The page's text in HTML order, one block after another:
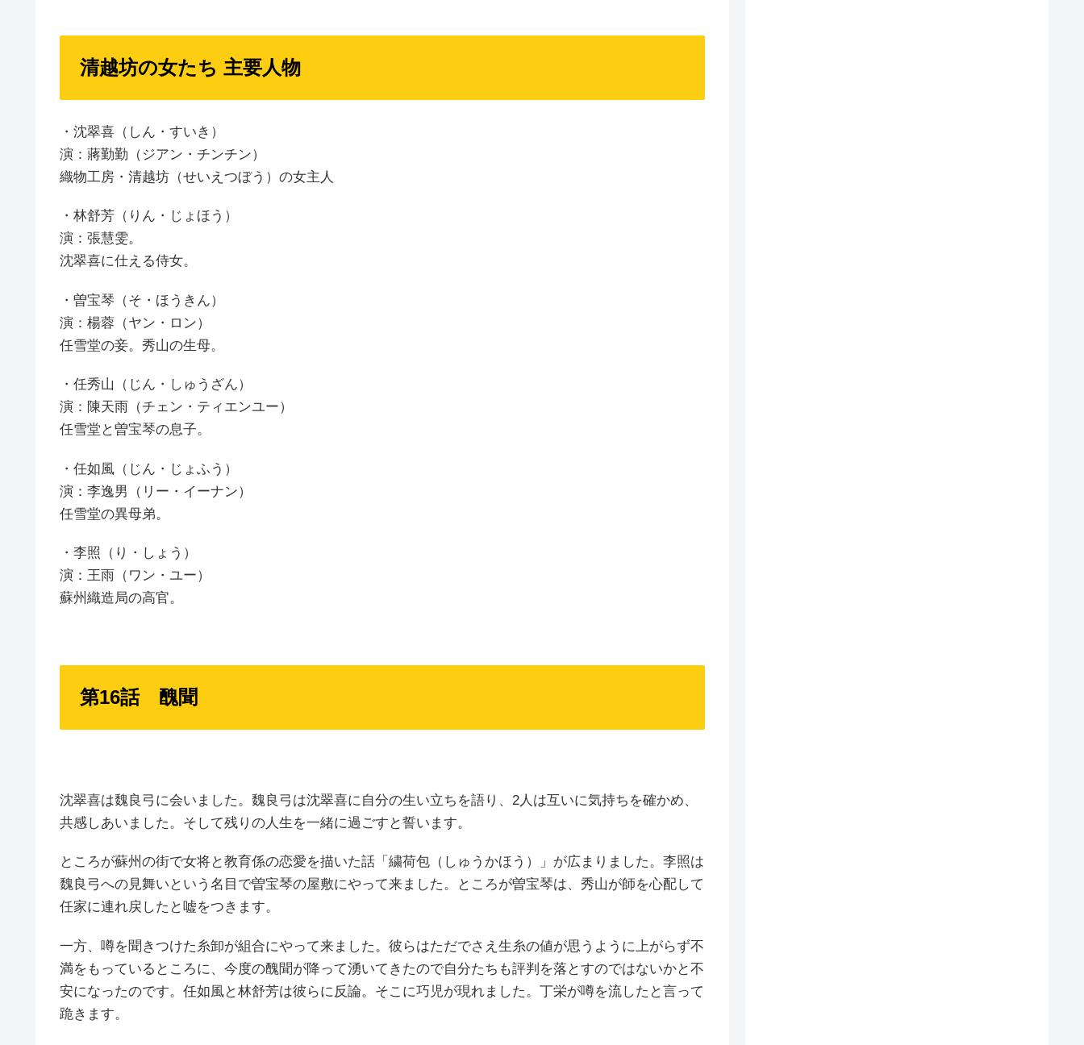
清越坊の女たち 主要人物
・沈翠喜（しん・すいき）
演：蔣勤勤（ジアン・チンチン）
織物工房・清越坊（せいえつぼう）の女主人
・林舒芳（りん・じょほう）
演：張慧雯。
沈翠喜に仕える侍女。
・曽宝琴（そ・ほうきん）
演：楊蓉（ヤン・ロン）
任雪堂の妾。秀山の生母。
・任秀山（じん・しゅうざん）
演：陳天雨（チェン・ティエンユー）
任雪堂と曽宝琴の息子。
・任如風（じん・じょふう）
演：李逸男（リー・イーナン）
任雪堂の異母弟。
・李照（り・しょう）
演：王雨（ワン・ユー）
蘇州織造局の高官。
第16話 醜聞
沈翠喜は魏良弓に会いました。魏良弓は沈翠喜に自分の生い立ちを語り、2人は互いに気持ちを確かめ、
共感しあいました。そして残りの人生を一緒に過ごすと誓います。
ところが蘇州の街で女将と教育係の恋愛を描いた話「繍荷包（しゅうかほう）」が広まりました。李照は
魏良弓への見舞いという名目で曽宝琴の屋敷にやって来ました。ところが曽宝琴は、秀山が師を心配して
任家に連れ戻したと嘘をつきます。
一方、噂を聞きつけた糸卸が組合にやって来ました。彼らはただでさえ生糸の値が思うように上がらず不
満をもっているところに、今度の醜聞が降って湧いてきたので自分たちも評判を落とすのではないかと不
安になったのです。任如風と林舒芳は彼らに反論。そこに巧児が現れました。丁栄が噂を流したと言って
跪きます。